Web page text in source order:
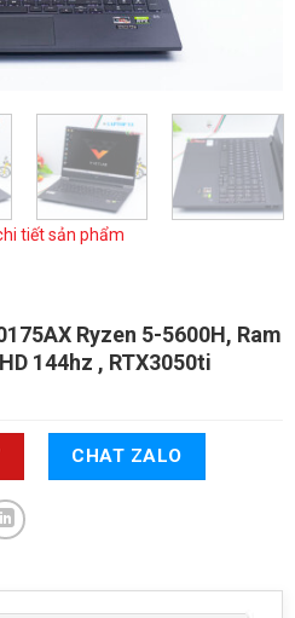
tiết sản phẩm
Ryzen 5-5600H, Ram
144hz , RTX3050ti
CHAT ZALO